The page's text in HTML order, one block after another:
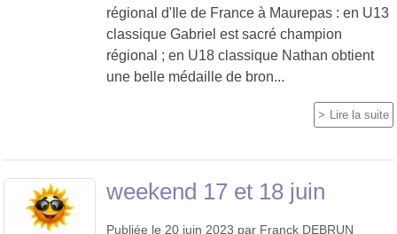
régional d'Ile de France à Maurepas : en U13
classique Gabriel est sacré champion
régional ; en U18 classique Nathan obtient
une belle médaille de bron...
Lire la suite
weekend 17 et 18 juin
Publiée le 20 juin 2023 par Franck DEBRUN